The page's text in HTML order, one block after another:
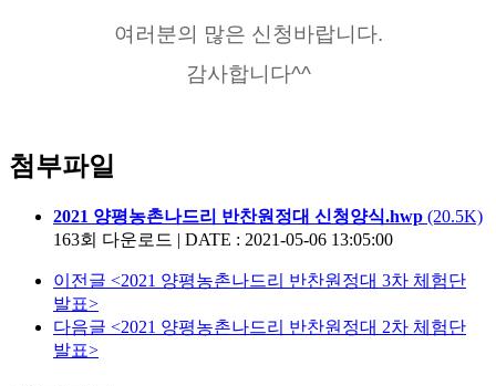
여러분의 많은 신청바랍니다.
감사합니다^^
첨부파일
2021 양평농촌나드리 반찬원정대 신청양식.hwp (20.5K)
163회 다운로드 | DATE : 2021-05-06 13:05:00
이전글 <2021 양평농촌나드리 반찬원정대 3차 체험단
발표>
다음글 <2021 양평농촌나드리 반찬원정대 2차 체험단
발표>